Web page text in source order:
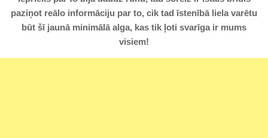
paziņot reālo informāciju par to, cik tad īstenībā liela varētu
būt šī jaunā minimālā alga, kas tik ļoti svarīga ir mums
visiem!